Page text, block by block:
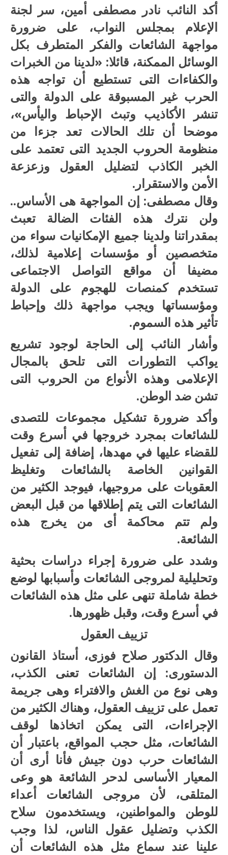
أكد النائب نادر مصطفى أمين، سر لجنة
الإعلام بمجلس النواب، على ضرورة
مواجهة الشائعات والفكر المتطرف بكل
الوسائل الممكنة، قائلا: «لدينا من الخبرات
والكفاءات التى تستطيع أن تواجه هذه
الحرب غير المسبوقة على الدولة والتى
تنشر الأكاذيب وتبث الإحباط واليأس»،
موضحا أن تلك الحالات تعد جزءا من
منظومة الحروب الجديد التى تعتمد على
الخبر الكاذب لتضليل العقول وزعزعة
الأمن والاستقرار.
وقال مصطفى: إن المواجهة هى الأساس..
ولن نترك هذه الفئات الضالة تعبث
بمقدراتنا ولدينا جميع الإمكانيات سواء من
متخصصين أو مؤسسات إعلامية لذلك،
مضيفا أن مواقع التواصل الاجتماعى
تستخدم كمنصات للهجوم على الدولة
ومؤسساتها ويجب مواجهة ذلك وإحباط
تأثير هذه السموم.
وأشار النائب إلى الحاجة لوجود تشريع
يواكب التطورات التى تلحق بالمجال
الإعلامى وهذه الأنواع من الحروب التى
تشن ضد الوطن.
وأكد ضرورة تشكيل مجموعات للتصدى
للشائعات بمجرد خروجها في أسرع وقت
للقضاء عليها في مهدها، إضافة إلى تفعيل
القوانين الخاصة بالشائعات وتغليظ
العقوبات على مروجيها، فيوجد الكثير من
الشائعات التى يتم إطلاقها من قبل البعض
ولم تتم محاكمة أى من يخرج هذه
الشائعة.
وشدد على ضرورة إجراء دراسات بحثية
وتحليلية لمروجى الشائعات وأسبابها لوضع
خطة شاملة تنهى على مثل هذه الشائعات
في أسرع وقت، وقبل ظهورها.
تزييف العقول
وقال الدكتور صلاح فوزى، أستاذ القانون
الدستورى: إن الشائعات تعنى الكذب،
وهى نوع من الغش والافتراء وهى جريمة
تعمل على تزييف العقول، وهناك الكثير من
الإجراءات، التى يمكن اتخاذها لوقف
الشائعات، مثل حجب المواقع، باعتبار أن
الشائعات حرب دون جيش فأنا أرى أن
المعيار الأساسى لدحر الشائعة هو وعى
المتلقى، لأن مروجى الشائعات أعداء
للوطن والمواطنين، ويستخدمون سلاح
الكذب وتضليل عقول الناس، لذا وجب
علينا عند سماع مثل هذه الشائعات أن